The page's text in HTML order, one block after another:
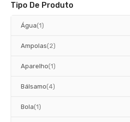
Tipo De Produto
Água 1
artigo
Ampolas 2
artigos
Aparelho 1
artigo
Bálsamo 4
artigos
Bola 1
artigo